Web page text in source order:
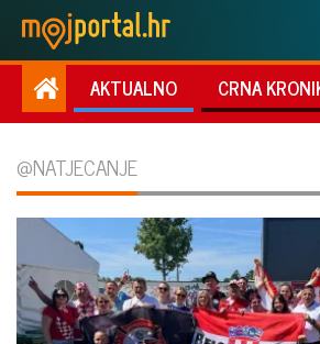
AKTUALNO CRNA
@NATJECANJE